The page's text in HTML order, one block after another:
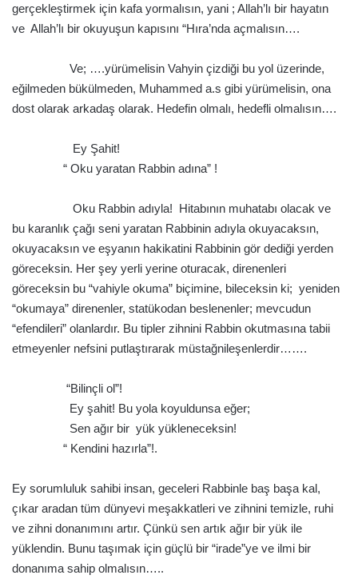
gerçekleştirmek için kafa yormalısın, yani ; Allah’lı bir hayatın
ve Allah’lı bir okuyuşun kapısını “Hıra’nda açmalısın….
Ve; ….yürümelisin Vahyin çizdiği bu yol üzerinde,
eğilmeden bükülmeden, Muhammed a.s gibi yürümelisin, ona
dost olarak arkadaş olarak. Hedefin olmalı, hedefli olmalısın….
Ey Şahit!
“ Oku yaratan Rabbin adına” !
Oku Rabbin adıyla! Hitabının muhatabı olacak ve
bu karanlık çağı seni yaratan Rabbinin adıyla okuyacaksın,
okuyacaksın ve eşyanın hakikatini Rabbinin gör dediği yerden
göreceksin. Her şey yerli yerine oturacak, direnenleri
göreceksin bu “vahiyle okuma” biçimine, bileceksin ki; yeniden
“okumaya” direnenler, statükodan beslenenler; mevcudun
“efendileri” olanlardır. Bu tipler zihnini Rabbin okutmasına tabii
etmeyenler nefsini putlaştırarak müstağnileşenlerdir…….
“Bilinçli ol”!
Ey şahit! Bu yola koyuldunsa eğer;
Sen ağır bir yük yükleneceksin!
“ Kendini hazırla”!.
Ey sorumluluk sahibi insan, geceleri Rabbinle baş başa kal,
çıkar aradan tüm dünyevi meşakkatleri ve zihnini temizle, ruhi
ve zihni donanımını artır. Çünkü sen artık ağır bir yük ile
yüklendin. Bunu taşımak için güçlü bir “irade”ye ve ilmi bir
donanıma sahip olmalısın…..